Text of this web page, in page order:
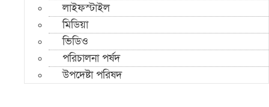
লাইফস্টাইল
মিডিয়া
ভিডিও
পরিচালনা পর্ষদ
উপদেষ্টা পরিষদ